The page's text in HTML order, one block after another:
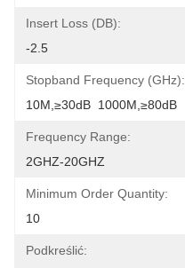
Insert Loss (dB):
-2.5
Stopband Frequency (GHz):
10M,≥30dB  1000M,≥80dB
Frequency Range:
2GHZ-20GHZ
Minimum Order Quantity:
10
Podkreślić: